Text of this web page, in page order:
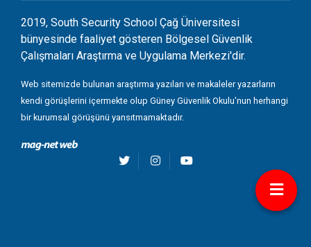
2019, South Security School Çağ Üniversitesi
bünyesinde faaliyet gösteren Bölgesel Güvenlik
Çalışmaları Araştırma ve Uygulama Merkezi'dir.
Web sitemizde bulunan araştırma yazıları ve makaleler yazarların
kendi görüşlerini içermekte olup Güney Güvenlik Okulu'nun herhangi
bir kurumsal görüşünü yansıtmamaktadır.